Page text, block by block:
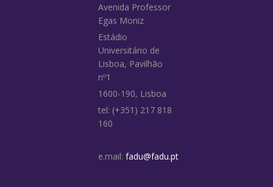
Avenida Professor
Egas Moniz
Estádio
Universitário de
Lisboa, Pavilhão
nº1
1600-190, Lisboa
tel: (+351) 217 818
160
e.mail: fadu@fadu.pt